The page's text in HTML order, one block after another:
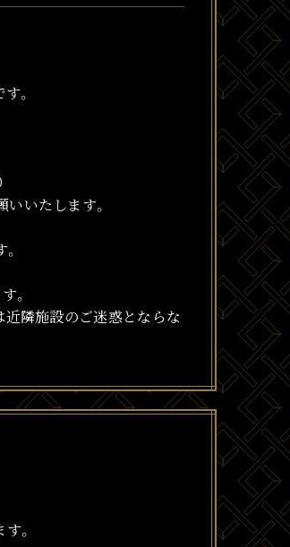
。
いたします。
。
隣施設のご迷惑とならな
。